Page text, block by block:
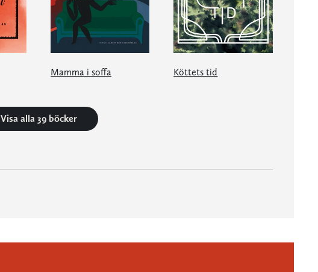
Mamma i soffa Köttets tid
Visa alla 39 böcker